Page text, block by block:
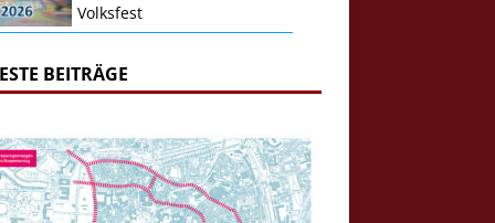
Volksfest
BEITRÄGE